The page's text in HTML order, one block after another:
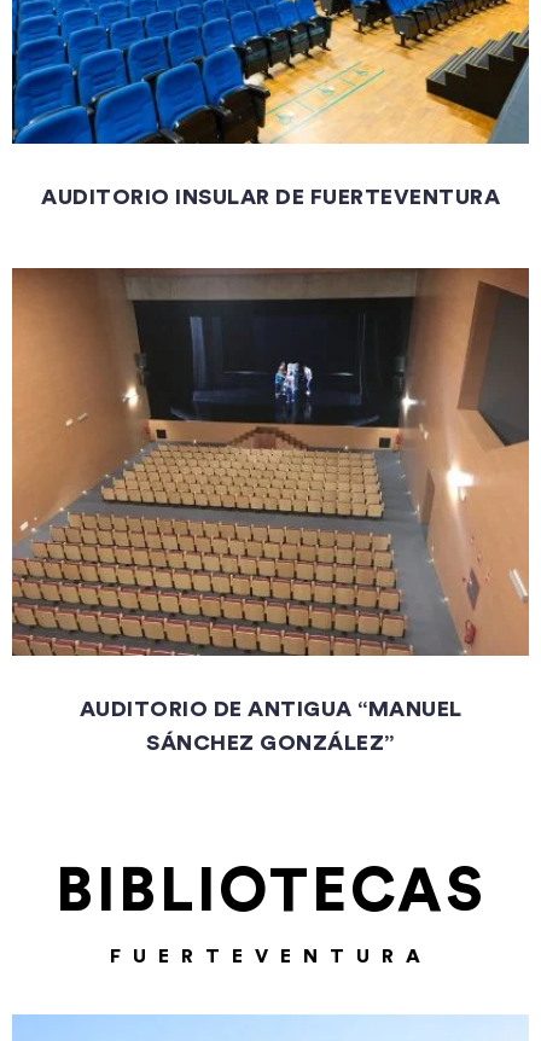
AUDITORIO INSULAR DE FUERTEVENTURA
AUDITORIO DE ANTIGUA “MANUEL
SÁNCHEZ GONZÁLEZ”
BIBLIOTECAS
FUERTEVENTURA